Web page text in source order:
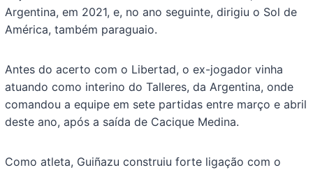
Argentina, em 2021, e, no ano seguinte, dirigiu o Sol de
América, também paraguaio.
Antes do acerto com o Libertad, o ex-jogador vinha
atuando como interino do Talleres, da Argentina, onde
comandou a equipe em sete partidas entre março e abril
deste ano, após a saída de Cacique Medina.
Como atleta, Guiñazu construiu forte ligação com o